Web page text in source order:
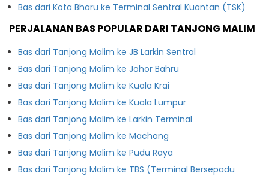
Bas dari Kota Bharu ke Terminal Sentral Kuantan (TSK)
PERJALANAN BAS POPULAR DARI TANJONG MALIM
Bas dari Tanjong Malim ke JB Larkin Sentral
Bas dari Tanjong Malim ke Johor Bahru
Bas dari Tanjong Malim ke Kuala Krai
Bas dari Tanjong Malim ke Kuala Lumpur
Bas dari Tanjong Malim ke Larkin Terminal
Bas dari Tanjong Malim ke Machang
Bas dari Tanjong Malim ke Pudu Raya
Bas dari Tanjong Malim ke TBS (Terminal Bersepadu